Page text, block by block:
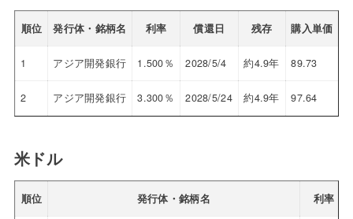
順位 発行体・銘柄名 利率 償還日 残存 購入単価
1 アジア開発銀行 1.500％ 2028/5/4 約4.9年 89.73
2 アジア開発銀行 3.300％ 2028/5/24 約4.9年 97.64
米ドル
順位 発行体・銘柄名 利率